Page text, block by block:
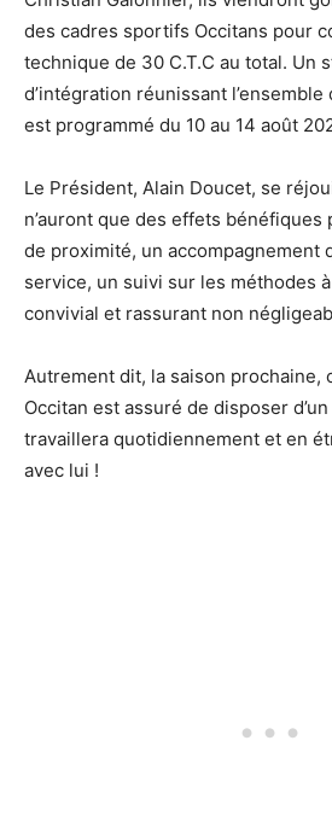
des cadres sportifs Occitans pour
technique de 30 C.T.C au total. Un
d’intégration réunissant
est programmé du 10 au 14 août
Le Président, Alain Doucet, se
n’auront que des effets
de proximité, un accompagnement
service, un suivi sur les méthodes
convivial et rassurant non
Autrement dit, la saison prochaine,
Occitan est assuré de disposer
travaillera quotidiennement et en
avec lui !